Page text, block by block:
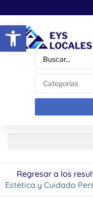
Abrir barra de
Regresar a los
Estética y Cuidado